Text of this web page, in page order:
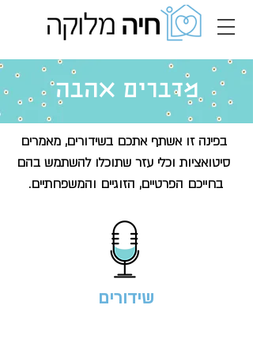
מדברים אהבה
בפינה זו אשתף אתכם בשידורים, מאמרים
סיטואציות וכלי עזר שתוכלו להשתמש בהם
בחייכם הפרטיים, הזוגיים והמשפחתיים.
שידורים